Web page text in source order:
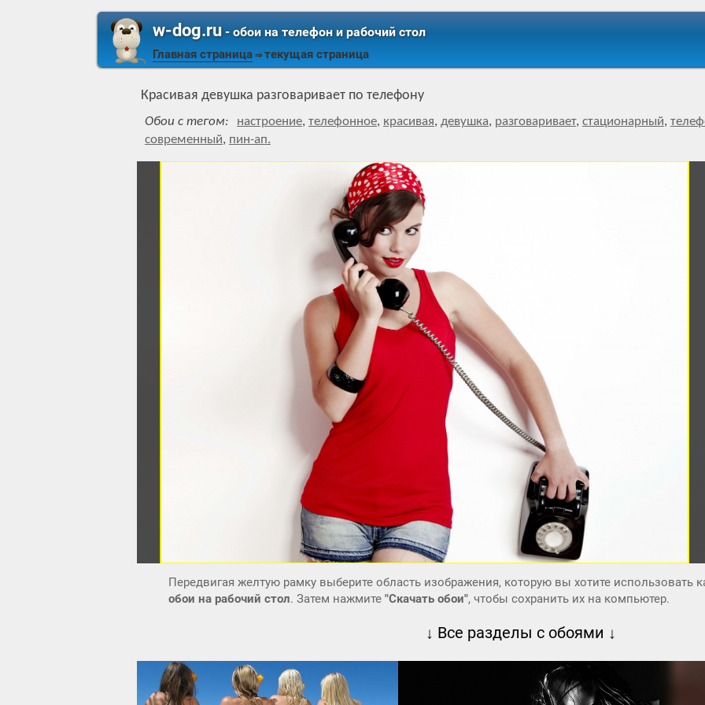
w-dog.ru- обои на телефон и рабочий стол
Главная страница ⇒ текущая страница
Красивая девушка разговаривает по телефону
Обои с тегом: настроение, телефонное, красивая, девушка, разговаривает, стационарный,
современный, пин-ап.
Передвигая желтую рамку выберите область изображения, которую вы хотите использовать
обои на рабочий стол. Затем нажмите "Скачать обои", чтобы сохранить их на компьютер.
↓ Все разделы с обоями ↓